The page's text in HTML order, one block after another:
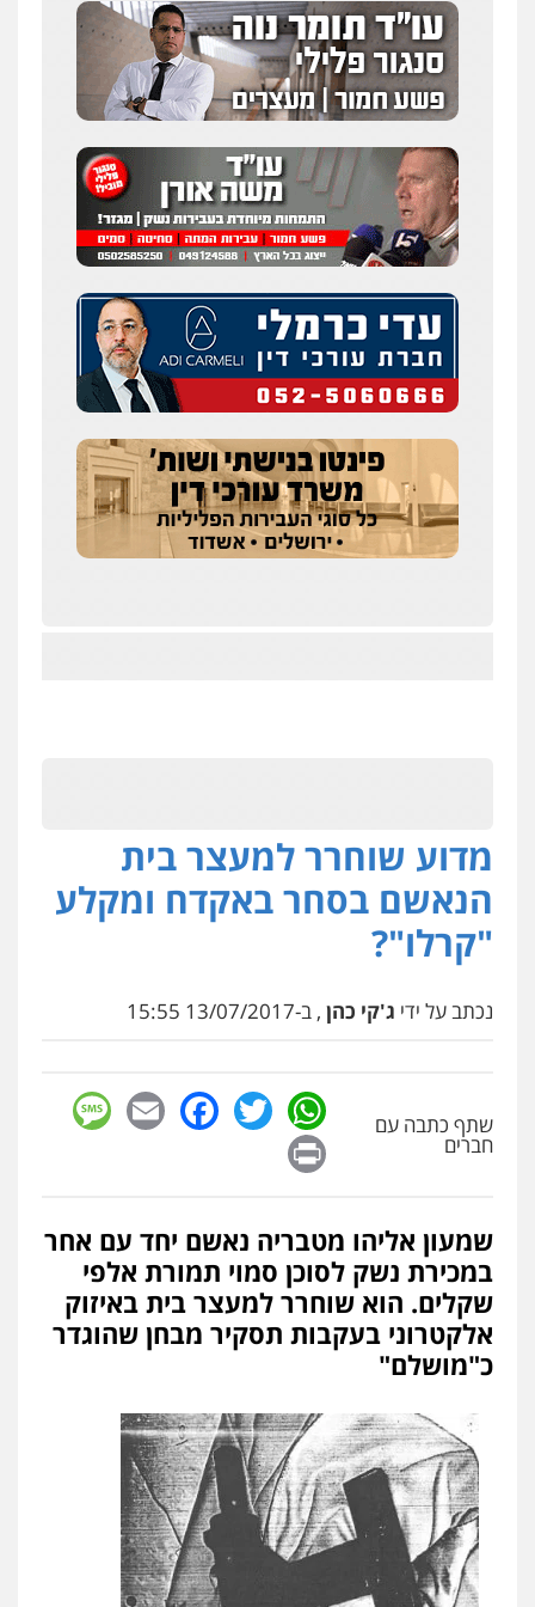
מדוע שוחרר למעצר בית
הנאשם בסחר באקדח ומקלע
"קרלו"?
נכתב על ידי ג'קי כהן , ב-13/07/2017 15:55
שתף כתבה עם
חברים
WhatsApp
Twitter
Facebook
Email
שמעון אליהו מטבריה נאשם יחד עם אחר
במכירת נשק לסוכן סמוי תמורת אלפי
שקלים. הוא שוחרר למעצר בית באיזוק
אלקטרוני בעקבות תסקיר מבחן שהוגדר
כ"מושלם"